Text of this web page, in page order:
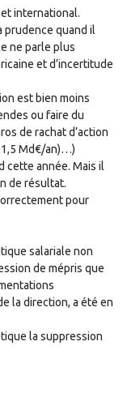
international.
quand il
ne parle plus
et d’incertitude
est bien moins
ou faire du
de rachat d’action
Md€/an)…)
cette année. Mais il
de résultat.
pour
salariale non
de mépris que
la direction, a été en
la suppression